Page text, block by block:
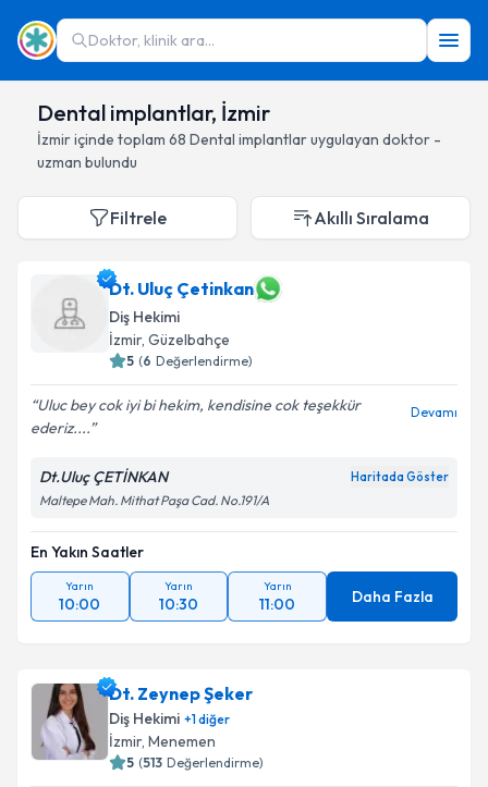
Doktor, klinik ara...
Dental implantlar, İzmir
İzmiriçinde toplam 68 Dental implantlaruygulayan doktor -
uzman bulundu
Filtrele Akıllı Sıralama
Dt. Uluç Çetinkan
Diş Hekimi
İzmir, Güzelbahçe
5 (6 Değerlendirme)
Uluc bey cok iyi bi hekim, kendisine cok teşekkür
ederiz....
Devamı
Dt.Uluç ÇETİNKAN Haritada Göster
Maltepe Mah. Mithat Paşa Cad. No.191/A
En Yakın Saatler
Yarın
10:00
Yarın
10:30
Yarın
11:00 Daha Fazla
Dt. Zeynep Şeker
Diş Hekimi +1diğer
İzmir, Menemen
5 (513 Değerlendirme)